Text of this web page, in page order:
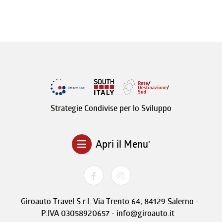
Strategie Condivise per lo Sviluppo
Apri il Menu'
Giroauto Travel S.r.l. Via Trento 64, 84129 Salerno -
P.IVA 03058920657 - info@giroauto.it